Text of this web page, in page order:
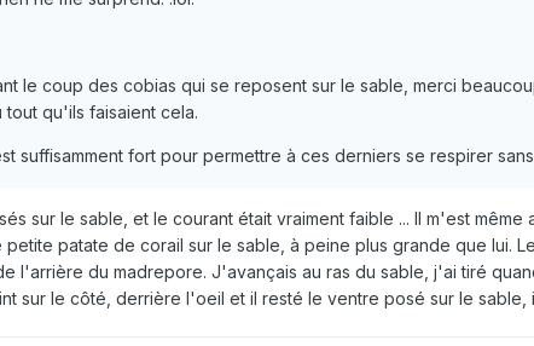
le coup des cobias qui se reposent sur le sable, merci
qu'ils faisaient cela.
suffisamment fort pour permettre à ces derniers se respirer
sur le sable, et le courant était vraiment faible ... Il m'est même
petite patate de corail sur le sable, à peine plus grande que lui.
l'arrière du madrepore. J'avançais au ras du sable, j'ai tiré
sur le côté, derrière l'oeil et il resté le ventre posé sur le sable,